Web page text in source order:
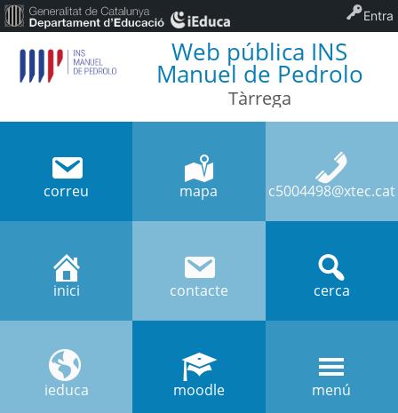
Web pública INS
Manuel de Pedrolo
Tàrrega
correu mapa c5004498@xtec.cat
inici contacte cerca
ieduca moodle menú
Entra